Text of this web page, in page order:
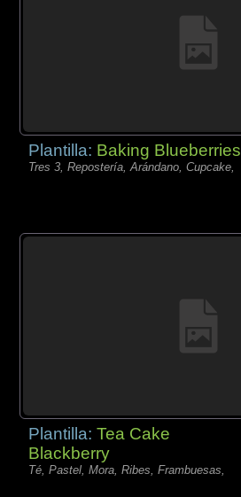
Plantilla: Baking Blueberries
Tres 3, Repostería, Arándano, Cupcake,
Plantilla:Tea Cake
Blackberry
Té, Pastel, Mora, Ribes, Frambuesas,